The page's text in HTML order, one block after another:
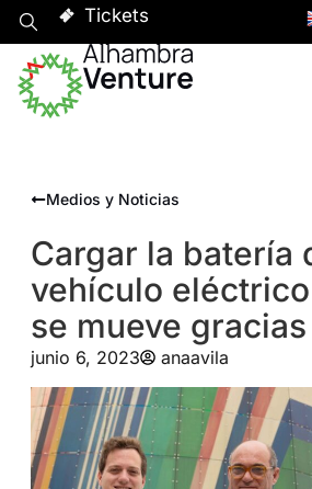
Tickets
Medios y Noticias
Cargar la batería
vehículo
se mueve
junio 6, 2023 anaavila